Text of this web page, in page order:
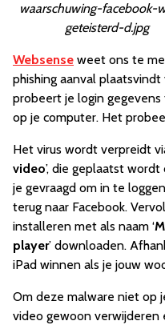
waarschuwing-facebook-
geteisterd-d.jpg
Websense weet ons te
phishing aanval
probeert je login
op je computer. Het
Het virus wordt verpreidt
video’, die geplaatst wordt
je gevraagd om in te
terug naar Facebook.
installeren met als naam ‘
player’ downloaden.
iPad winnen als je jouw
Om deze malware niet op
video gewoon verwijderen